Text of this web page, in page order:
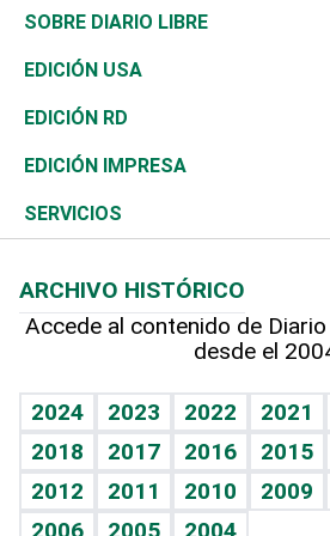
José Boquete
Reportajes
Asia
África
Ocenanía
Caribe
Resto del mundo
Consumo
Vivienda
Telecom.
Global y variable
Economía personal
Belleza
Buena Vida
Sociales
Novedades
Podcast Arte Libre
Hablando con el pediatra
Vida y familia
Eñe
Celebrando la vida
Golf
Ciclismo
Tenis
Olimpismo
Más deportes
Línea de hit
TBT Deportivo
De buena tinta
En Directo
El Espía
Noticiero Poteleche
Columnistas
Más firmas
Clima
Tecnología
Historia
Martes de tecnología
Cambio climático
Mundo
Economía
Revista
Deportes
Opinión
Hecho en casa
Guía del dinero
SOBRE DIARIO LIBRE
EDICIÓN USA
EDICIÓN RD
EDICIÓN IMPRESA
SERVICIOS
Cumpleaños
Horóscopos
Crucigramas
ARCHIVO HISTÓRICO
Accede al contenido de
desde el
2024 2023 2022 2021
2018
2017 2016 2015
2012
2011 2010 2009